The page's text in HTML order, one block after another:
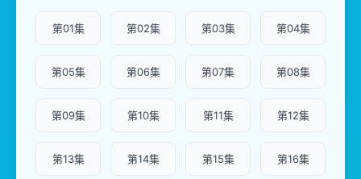
第01集 第02集 第03集 第04集
第05集 第06集 第07集 第08集
第09集 第10集 第11集 第12集
第13集 第14集 第15集 第16集